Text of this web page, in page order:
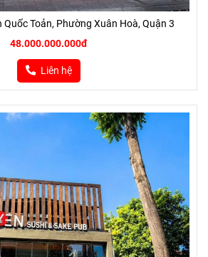
Quốc Toản, Phường Xuân Hoà, Quận 3
48.000.000.000đ
Liên hệ